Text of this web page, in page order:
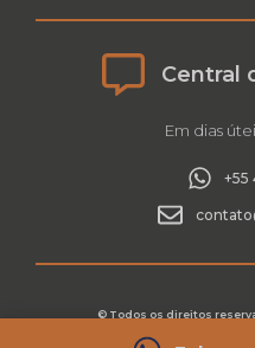
Central
Em dias
+55
© Todos os direitos